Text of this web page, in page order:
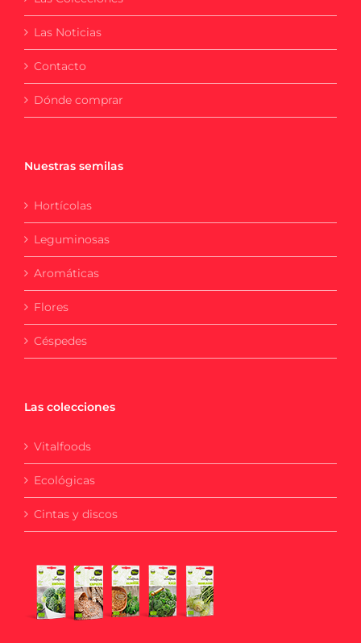
Las Noticias
Contacto
Dónde comprar
Nuestras semilas
Hortícolas
Leguminosas
Aromáticas
Flores
Céspedes
Las colecciones
Vitalfoods
Ecológicas
Cintas y discos